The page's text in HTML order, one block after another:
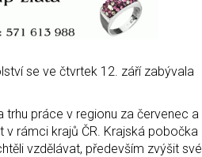
se ve čtvrtek 12. září zabývala
práce v regionu za červenec a
rámci krajů ČR. Krajská pobočka
vzdělávat, především zvýšit své